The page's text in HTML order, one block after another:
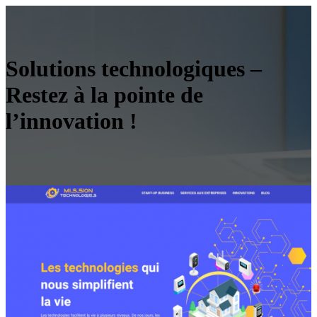
Solutions technologiques –
Restez à la pointe de
l’innovation !